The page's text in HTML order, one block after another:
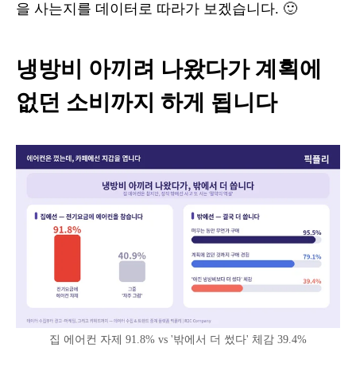
을 사는지를 데이터로 따라가 보겠습니다. 🙂
냉방비 아끼려 나왔다가 계획에
없던 소비까지 하게 됩니다
집 에어컨 자제 91.8% vs '밖에서 더 썼다' 체감 39.4%